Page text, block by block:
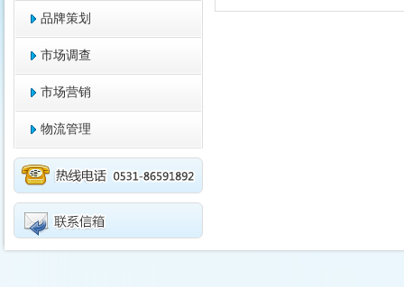
品牌策划
市场调查
市场营销
物流管理